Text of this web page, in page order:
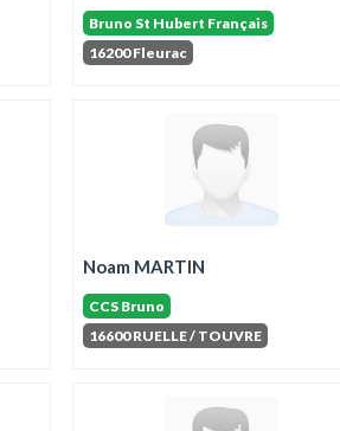
Bruno St Hubert Français
16200 Fleurac
Noam MARTIN
CCS Bruno
16600 RUELLE / TOUVRE